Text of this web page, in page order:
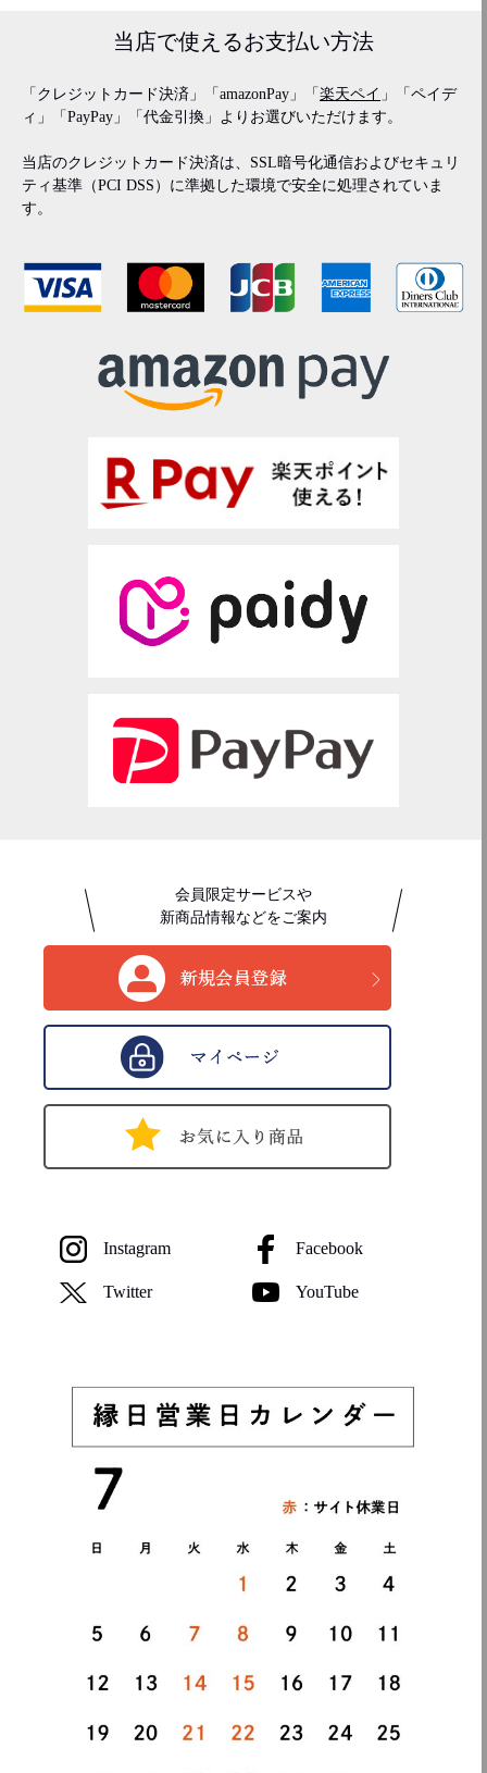
当店で使えるお支払い方法
「クレジットカード決済」「amazonPay」「 楽天ペイ 」「ペイデ
ィ」「PayPay」「代金引換」よりお選びいただけます。
当店のクレジットカード決済は、SSL暗号化通信およびセキュリ
ティ基準（PCI DSS）に準拠した環境で安全に処理されていま
す。
会員限定サービスや
新商品情報などをご案内
Instagram Facebook
Twitter YouTube